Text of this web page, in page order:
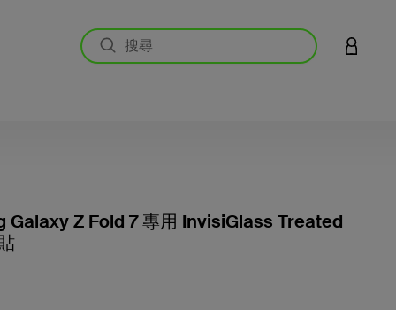
登入您
Galaxy Z Fold 7 專用 InvisiGlass Treated